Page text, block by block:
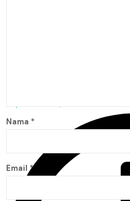
Nama *
Email *